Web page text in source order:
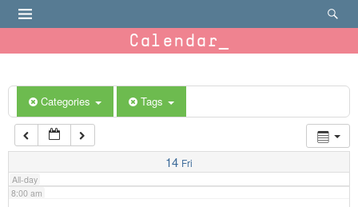
Calendar
Categories Tags
14 Fri
All-day
6:00 am
7:00 am
8:00 am